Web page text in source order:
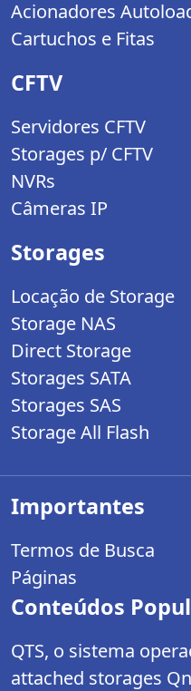
Acionadores
Cartuchos e Fitas
CFTV
Servidores CFTV
Storages p/ CFTV
NVRs
Câmeras IP
Storages
Locação de Storage
Storage NAS
Direct Storage
Storages SATA
Storages SAS
Storage All Flash
Importantes
Termos de Busca
Páginas
Conteúdos
QTS, o sistema
attached storages